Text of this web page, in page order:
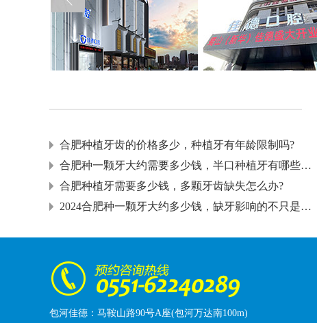
合肥种植牙齿的价格多少，种植牙有年龄限制吗?
合肥种一颗牙大约需要多少钱，半口种植牙有哪些修复方式
合肥种植牙需要多少钱，多颗牙齿缺失怎么办?
2024合肥种一颗牙大约多少钱，缺牙影响的不只是“吃饭”
包河佳德：马鞍山路90号A座(包河万达南100m)